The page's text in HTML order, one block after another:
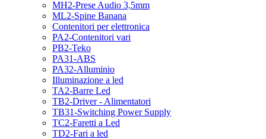
MH2-Prese Audio 3,5mm
ML2-Spine Banana
Contenitori per elettronica
PA2-Contenitori vari
PB2-Teko
PA31-ABS
PA32-Alluminio
Illuminazione a led
TA2-Barre Led
TB2-Driver - Alimentatori
TB31-Switching Power Supply
TC2-Faretti a Led
TD2-Fari a led